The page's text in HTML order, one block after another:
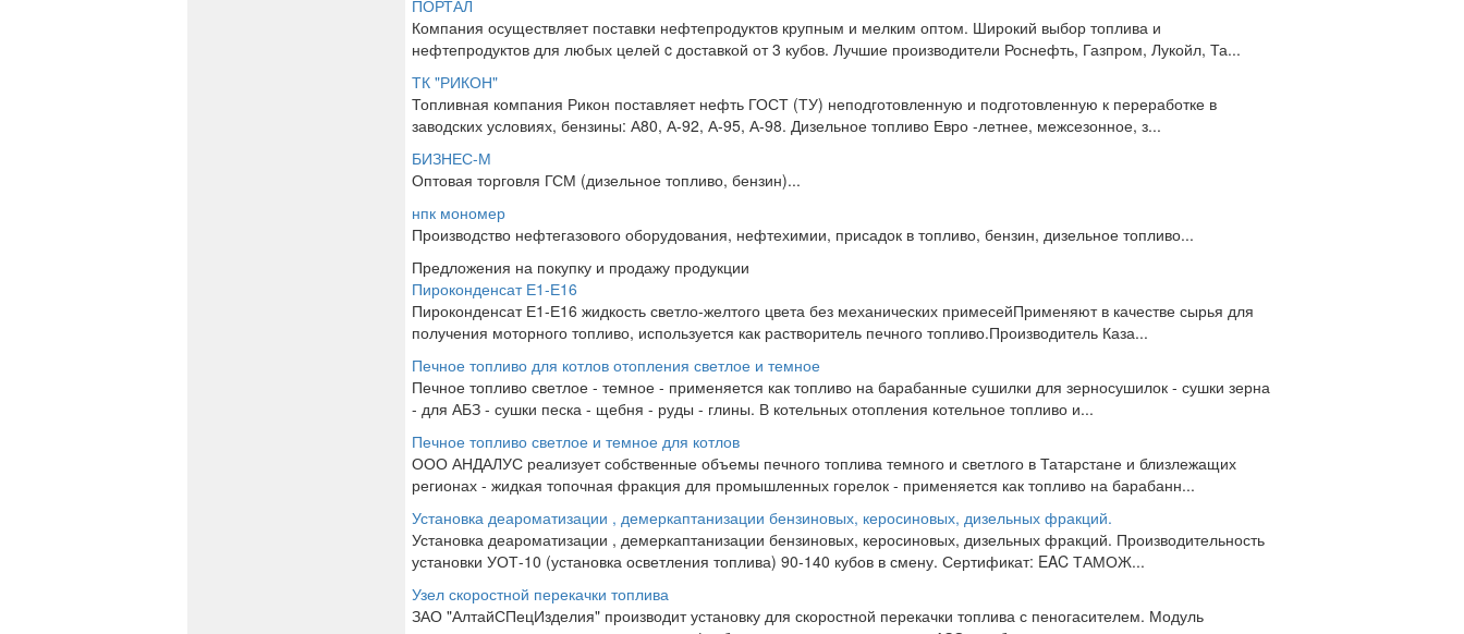
ПОРТАЛ
Компания осуществляет поставки нефтепродуктов крупным и мелким оптом. Широкий выбор топлива и
нефтепродуктов для любых целей c доставкой от 3 кубов. Лучшие производители Роснефть, Газпром, Лукойл, Та...
ТК "РИКОН"
Топливная компания Рикон поставляет нефть ГОСТ (ТУ) неподготовленную и подготовленную к переработке в
заводских условиях, бензины: А80, А-92, А-95, А-98. Дизельное топливо Евро -летнее, межсезонное, з...
БИЗНЕС-М
Оптовая торговля ГСМ (дизельное топливо, бензин)...
нпк мономер
Производство нефтегазового оборудования, нефтехимии, присадок в топливо, бензин, дизельное топливо...
Предложения на покупку и продажу продукции
Пироконденсат Е1-Е16
Пироконденсат Е1-Е16 жидкость светло-желтого цвета без механических примесейПрименяют в качестве сырья для
получения моторного топливо, используется как растворитель печного топливо.Производитель Каза...
Печное топливо для котлов отопления светлое и темное
Печное топливо светлое - темное - применяется как топливо на барабанные сушилки для зерносушилок - сушки зерна
- для АБЗ - сушки песка - щебня - руды - глины. В котельных отопления котельное топливо и...
Печное топливо светлое и темное для котлов
ООО АНДАЛУС реализует собственные объемы печного топлива темного и светлого в Татарстане и близлежащих
регионах - жидкая топочная фракция для промышленных горелок - применяется как топливо на барабанн...
Установка деароматизации , демеркаптанизации бензиновых, керосиновых, дизельных фракций.
Установка деароматизации , демеркаптанизации бензиновых, керосиновых, дизельных фракций. Производительность
установки УОТ-10 (установка осветления топлива) 90-140 кубов в смену. Сертификат: EAC ТАМОЖ...
Узел скоростной перекачки топлива
ЗАО "АлтайСПецИзделия" производит установку для скоростной перекачки топлива с пеногасителем. Модуль